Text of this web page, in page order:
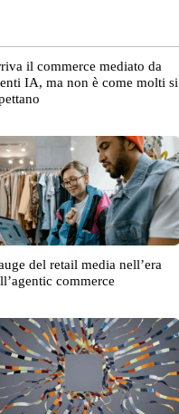
il commerce mediato da
IA, ma non è come molti si
del retail media nell’era
commerce